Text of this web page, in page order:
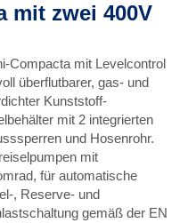
mit zwei 400V
Compacta mit Levelcontrol
überflutbarer, gas- und
Kunststoff-
mit 2 integrierten
und Hosenrohr.
mit
für automatische
, Reserve- und
gemäß der EN